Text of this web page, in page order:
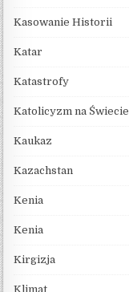
Kasowanie Historii
Katar
Katastrofy
Katolicyzm na Świecie
Kaukaz
Kazachstan
Kenia
Kenia
Kirgizja
Klimat